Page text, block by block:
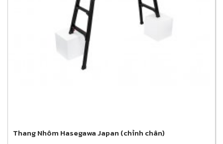
Thang Nhôm Hasegawa Japan (chỉnh chân)